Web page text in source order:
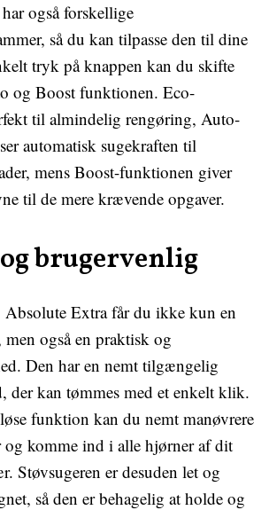
også forskellige
så du kan tilpasse den til dine
tryk på knappen kan du skifte
og Boost funktionen. Eco-
til almindelig rengøring, Auto-
automatisk sugekraften til
mens Boost-funktionen giver
til de mere krævende opgaver.
brugervenlig
Extra får du ikke kun en
også en praktisk og
Den har en nemt tilgængelig
der kan tømmes med et enkelt klik.
funktion kan du nemt manøvrere
komme ind i alle hjørner af dit
Støvsugeren er desuden let og
så den er behagelig at holde og